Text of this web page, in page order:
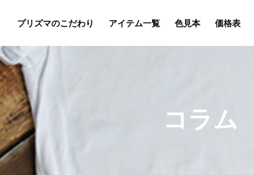
プリズマのこだわり アイテム一覧 色見本 価格表
コラム